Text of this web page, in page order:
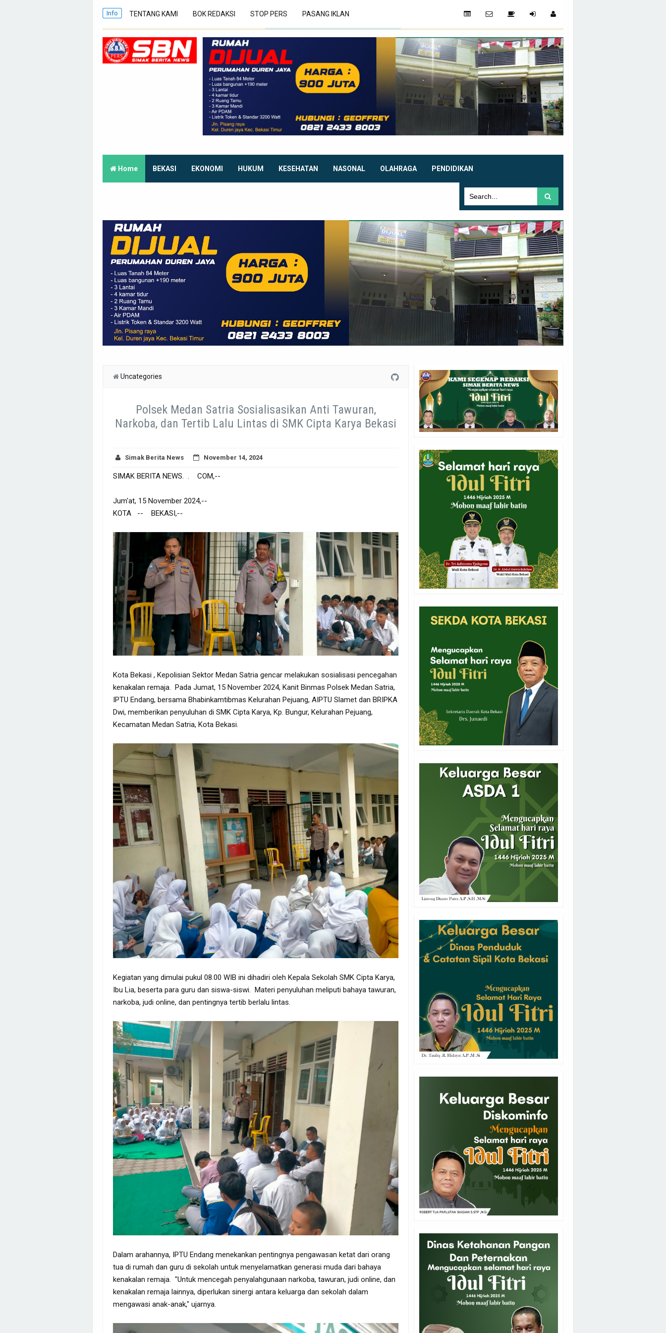
Info TENTANG KAMI BOK REDAKSI STOP PERS PASANG IKLAN
Home BEKASI EKONOMI HUKUM KESEHATAN NASONAL OLAHRAGA PENDIDIKAN
Uncategories
Polsek Medan Satria Sosialisasikan Anti Tawuran,
Narkoba, dan Tertib Lalu Lintas di SMK Cipta Karya Bekasi
Simak Berita News November 14, 2024
SIMAK BERITA NEWS. . COM,--
Jum'at, 15 November 2024,--
KOTA -- BEKASI,--
Kota Bekasi , Kepolisian Sektor Medan Satria gencar melakukan sosialisasi pencegahan
kenakalan remaja. Pada Jumat, 15 November 2024, Kanit Binmas Polsek Medan Satria,
IPTU Endang, bersama Bhabinkamtibmas Kelurahan Pejuang, AIPTU Slamet dan BRIPKA
Dwi, memberikan penyuluhan di SMK Cipta Karya, Kp. Bungur, Kelurahan Pejuang,
Kecamatan Medan Satria, Kota Bekasi.
Kegiatan yang dimulai pukul 08.00 WIB ini dihadiri oleh Kepala Sekolah SMK Cipta Karya,
Ibu Lia, beserta para guru dan siswa-siswi. Materi penyuluhan meliputi bahaya tawuran,
narkoba, judi online, dan pentingnya tertib berlalu lintas.
Dalam arahannya, IPTU Endang menekankan pentingnya pengawasan ketat dari orang
tua di rumah dan guru di sekolah untuk menyelamatkan generasi muda dari bahaya
kenakalan remaja. "Untuk mencegah penyalahgunaan narkoba, tawuran, judi online, dan
kenakalan remaja lainnya, diperlukan sinergi antara keluarga dan sekolah dalam
mengawasi anak-anak," ujarnya.